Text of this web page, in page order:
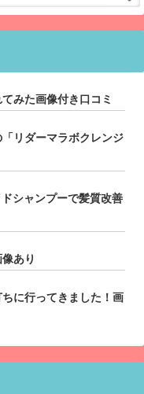
みた画像付き口コミ
リダーマラボクレンジ
シャンプーで髪質改善
あり
に行ってきました！画